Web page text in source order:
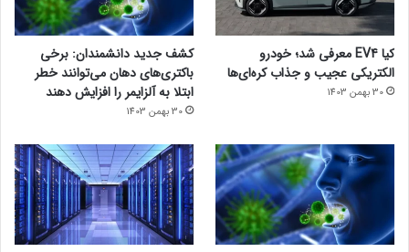
کیا EV4 معرفی شد؛ خودرو
الکتریکی عجیب و جذاب کره‌ای‌ها
30 بهمن 1403
کشف جدید دانشمندان: برخی
باکتری‌های دهان می‌توانند خطر
ابتلا به آلزایمر را افزایش دهند
30 بهمن 1403